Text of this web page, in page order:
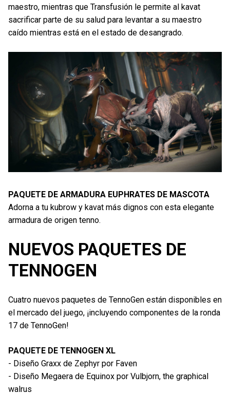
maestro, mientras que Transfusión le permite al kavat
sacrificar parte de su salud para levantar a su maestro
caído mientras está en el estado de desangrado.
PAQUETE DE ARMADURA EUPHRATES DE MASCOTA
Adorna a tu kubrow y kavat más dignos con esta elegante
armadura de origen tenno.
NUEVOS PAQUETES DE
TENNOGEN
Cuatro nuevos paquetes de TennoGen están disponibles en
el mercado del juego, ¡incluyendo componentes de la ronda
17 de TennoGen!
PAQUETE DE TENNOGEN XL
- Diseño Graxx de Zephyr por Faven
- Diseño Megaera de Equinox por Vulbjorn, the graphical
walrus